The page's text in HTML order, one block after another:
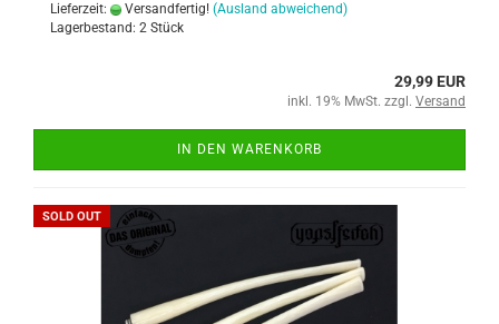
Lieferzeit: Versandfertig! (Ausland abweichend)
Lagerbestand: 2 Stück
29,99 EUR
inkl. 19% MwSt. zzgl. Versand
IN DEN WARENKORB
SOLD OUT